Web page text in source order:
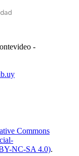
-
Commons
NC-SA 4.0).